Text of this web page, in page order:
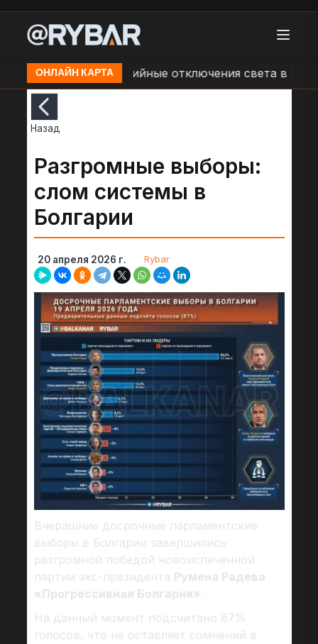
ОНЛАЙН КАРТА
округе Аварийные отключения света в
Назад
Разгромные выборы:
слом системы в
Болгарии
20 апреля 2026 г. Rybar
Вчерашние досрочные парламентские
выборы в Болгарии завершились
разгромной победой новоиспеченной
партии экс-президента Румена Радева
«Прогрессивная Болгария» .
На данный момент подсчитано 87%
голосов, что не оставляет сомнений в